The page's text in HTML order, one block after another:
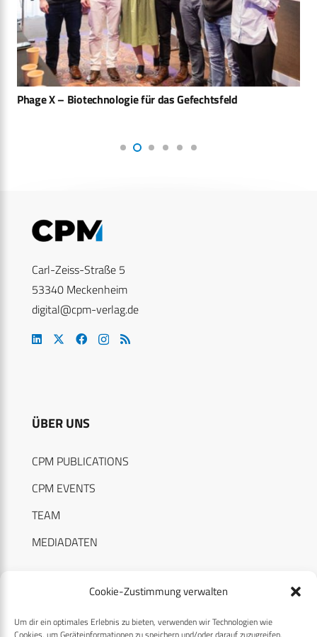
Cookie-Zustimmung verwalten
Um dir ein optimales Erlebnis zu bieten, verwenden wir Technologien wie
Phage X – Biotechnologie für das Gefechtsfeld
Carl-Zeiss-Straße 5
53340 Meckenheim
digital@cpm-verlag.de
ÜBER UNS
CPM PUBLICATIONS
CPM EVENTS
TEAM
MEDIADATEN
RECHTLICHES